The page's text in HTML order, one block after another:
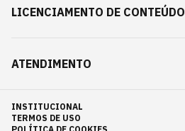
LICENCIAMENTO DE CONTEÚDO
ATENDIMENTO
INSTITUCIONAL
TERMOS DE USO